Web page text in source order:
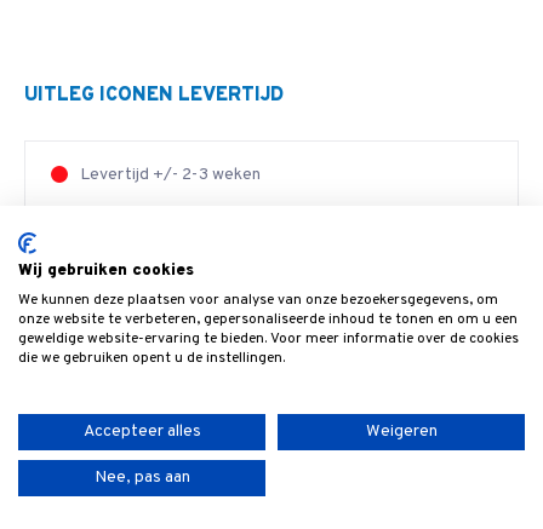
UITLEG ICONEN LEVERTIJD
Levertijd +/- 2-3 weken
Binnen 4 weken geleverd
Levertijd +/- 1-2 weken
Op voorraad
Binnen 8 weken geleverd
Wij gebruiken cookies
We kunnen deze plaatsen voor analyse van onze bezoekersgegevens, om
onze website te verbeteren, gepersonaliseerde inhoud te tonen en om u een
geweldige website-ervaring te bieden. Voor meer informatie over de cookies
die we gebruiken opent u de instellingen.
Accepteer alles Weigeren
Nee, pas aan